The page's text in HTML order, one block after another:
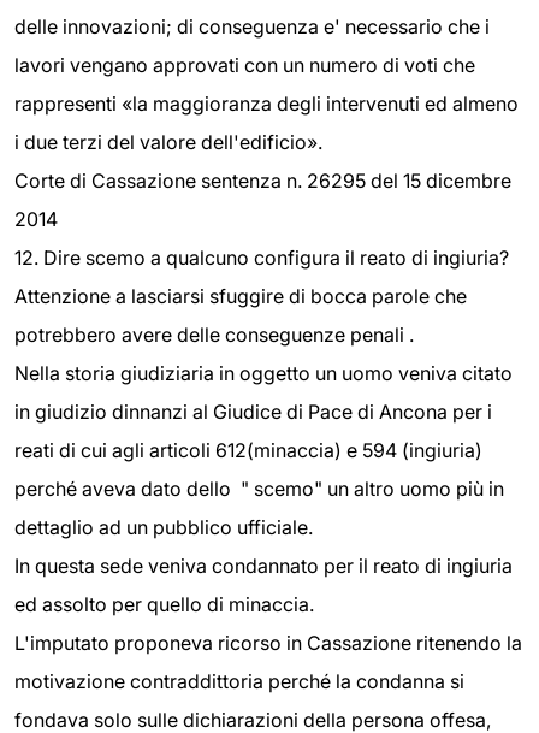
delle innovazioni; di conseguenza e' necessario che i
lavori vengano approvati con un numero di voti che
rappresenti «la maggioranza degli intervenuti ed almeno
i due terzi del valore dell'edificio».
Corte di Cassazione sentenza n. 26295 del 15 dicembre
2014
12. Dire scemo a qualcuno configura il reato di ingiuria?
Attenzione a lasciarsi sfuggire di bocca parole che
potrebbero avere delle conseguenze penali .
Nella storia giudiziaria in oggetto un uomo veniva citato
in giudizio dinnanzi al Giudice di Pace di Ancona per i
reati di cui agli articoli 612(minaccia) e 594 (ingiuria)
perché aveva dato dello " scemo" un altro uomo più in
dettaglio ad un pubblico ufficiale.
In questa sede veniva condannato per il reato di ingiuria
ed assolto per quello di minaccia.
L'imputato proponeva ricorso in Cassazione ritenendo la
motivazione contraddittoria perché la condanna si
fondava solo sulle dichiarazioni della persona offesa,